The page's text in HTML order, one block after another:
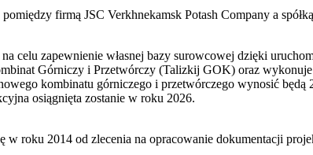
firmą JSC Verkhnekamsk Potash Company a
celu zapewnienie własnej bazy surowcowej dzięki
Górniczy i Przetwórczy (Talizkij GOK) oraz
kombinatu górniczego i przetwórczego wynosić będą
osiągnięta zostanie w roku 2026.
w roku 2014 od zlecenia na opracowanie dokumentacji